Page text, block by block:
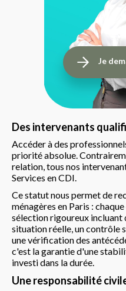
Je
Des intervenants
Accéder à des
priorité absolue.
relation, tous nos
Services en CDI.
Ce statut nous permet de
ménagères en Paris :
sélection rigoureux incluant
situation réelle, un contrôle
une vérification des
c'est la garantie d'une
investi dans la durée.
Une responsabilité